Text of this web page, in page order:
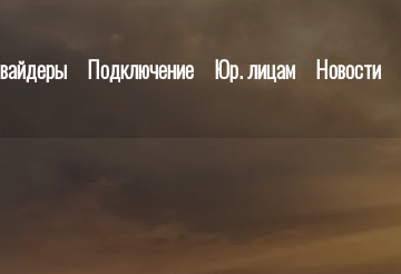
Подключение Юр. лицам Новости